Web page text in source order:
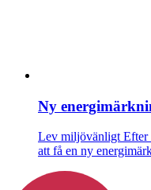
Ny
Lev miljövänligt Efter
att få en ny